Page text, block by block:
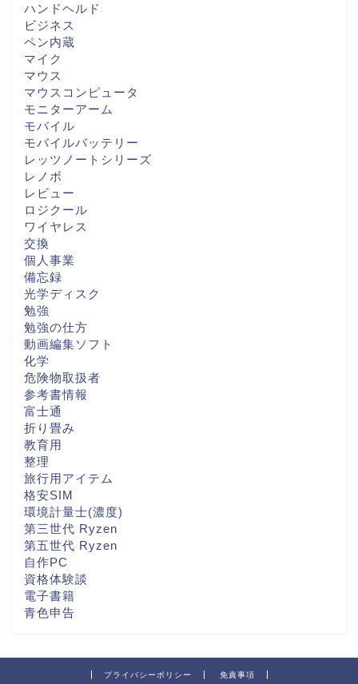
ハンドヘルド
ビジネス
ペン内蔵
マイク
マウス
マウスコンピュータ
モニターアーム
モバイル
モバイルバッテリー
レッツノートシリーズ
レノボ
レビュー
ロジクール
ワイヤレス
交換
個人事業
備忘録
光学ディスク
勉強
勉強の仕方
動画編集ソフト
化学
危険物取扱者
参考書情報
富士通
折り畳み
教育用
整理
旅行用アイテム
格安SIM
環境計量士(濃度)
第三世代 Ryzen
第五世代 Ryzen
自作PC
資格体験談
電子書籍
青色申告
プライバシーポリシー 免責事項